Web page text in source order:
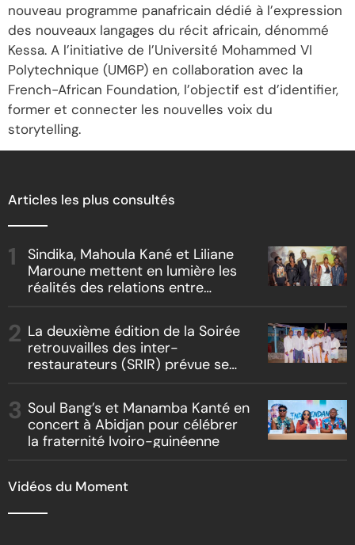
nouveau programme panafricain dédié à l’expression
des nouveaux langages du récit africain, dénommé
Kessa. A l’initiative de l’Université Mohammed VI
Polytechnique (UM6P) en collaboration avec la
French-African Foundation, l’objectif est d’identifier,
former et connecter les nouvelles voix du
storytelling.
Articles les plus consultés
Sindika, Mahoula Kané et Liliane
Maroune mettent en lumière les
réalités des relations entre
« Boss vs Boss »
La deuxième édition de la Soirée
retrouvailles des inter-
restaurateurs (SRIR) prévue se
Soul Bang’s et Manamba Kanté en
concert à Abidjan pour célébrer
la fraternité Ivoiro-guinéenne
Vidéos du Moment